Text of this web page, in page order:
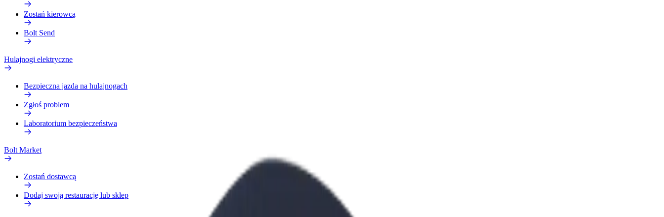
Zostań kierowcą
Bolt Send
Hulajnogi elektryczne
Bezpieczna jazda na hulajnogach
Zgłoś problem
Laboratorium bezpieczeństwa
Bolt Market
Zostań dostawcą
Dodaj swoją restaurację lub sklep